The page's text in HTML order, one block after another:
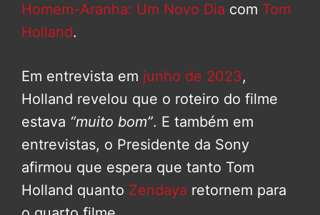
Homem-Aranha: Um Novo Dia com Tom
Holland.
Em entrevista em junho de 2023,
Holland revelou que o roteiro do filme
estava “muito bom”. E também em
entrevistas, o Presidente da Sony
afirmou que espera que tanto Tom
Holland quanto Zendaya retornem para